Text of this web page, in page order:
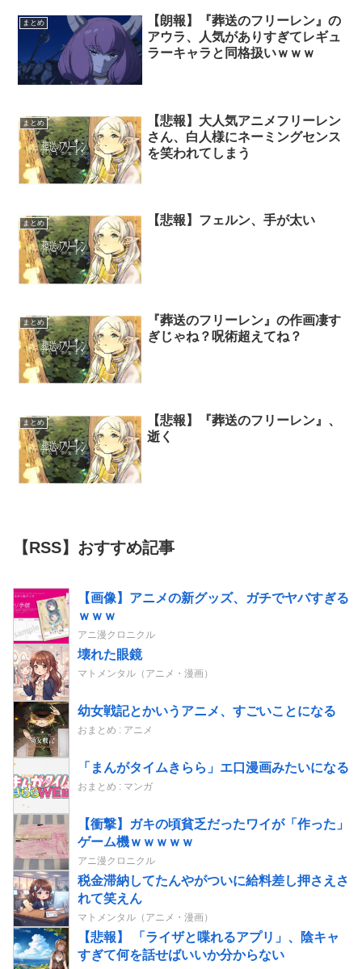
まとめ
【朗報】『葬送のフリーレン』の
アウラ、人気がありすぎてレギュ
ラーキャラと同格扱いｗｗｗ
まとめ
【悲報】大人気アニメフリーレン
さん、白人様にネーミングセンス
を笑われてしまう
まとめ 【悲報】フェルン、手が太い
まとめ
『葬送のフリーレン』の作画凄す
ぎじゃね？呪術超えてね？
まとめ
【悲報】『葬送のフリーレン』、
逝く
【RSS】おすすめ記事
【画像】アニメの新グッズ、ガチでヤバすぎる
ｗｗｗ
アニ漫クロニクル
壊れた眼鏡
マトメンタル（アニメ・漫画）
幼女戦記とかいうアニメ、すごいことになる
おまとめ : アニメ
「まんがタイムきらら」エ口漫画みたいになる
おまとめ : マンガ
【衝撃】ガキの頃貧乏だったワイが「作った」
ゲーム機ｗｗｗｗｗ
アニ漫クロニクル
税金滞納してたんやがついに給料差し押さえさ
れて笑えん
マトメンタル（アニメ・漫画）
【悲報】 「ライザと喋れるアプリ」、陰キャ
すぎて何を話せばいいか分からない